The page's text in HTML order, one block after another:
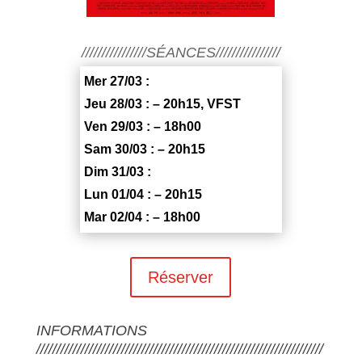
////////////////SÉANCES////////////////
Mer 27/03 :
Jeu 28/03 : – 20h15, VFST
Ven 29/03 : – 18h00
Sam 30/03 : – 20h15
Dim 31/03 :
Lun 01/04 : – 20h15
Mar 02/04 : – 18h00
Réserver
INFORMATIONS
///////////////////////////////////////////////////////////////////////